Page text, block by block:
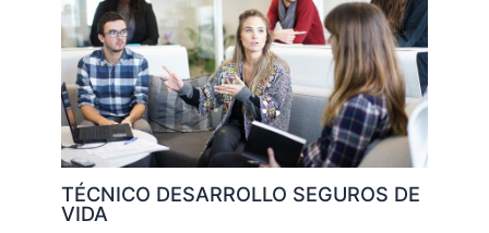
TÉCNICO DESARROLLO SEGUROS DE
VIDA